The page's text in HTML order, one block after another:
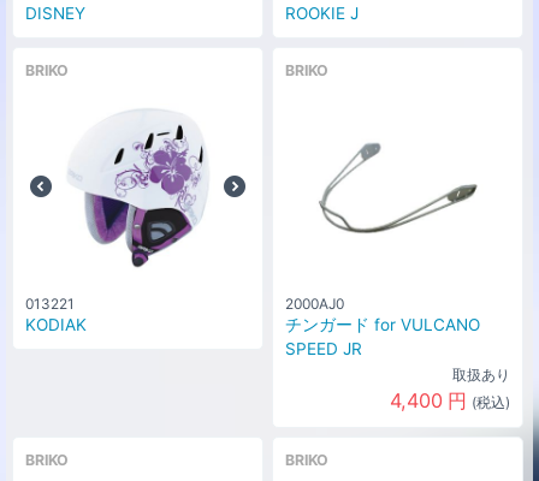
DISNEY ROOKIE J
BRIKO
013221
KODIAK
BRIKO
2000AJ0
チンガード for VULCANO
SPEED JR
取扱あり
4,400 円 (税込)
BRIKO BRIKO